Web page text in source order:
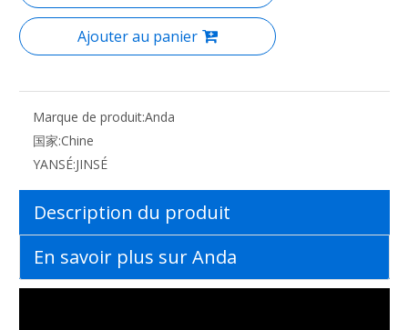
Ajouter au panier
Marque de produit:Anda
国家:Chine
YANSÉ:JINSÉ
Description du produit
En savoir plus sur Anda